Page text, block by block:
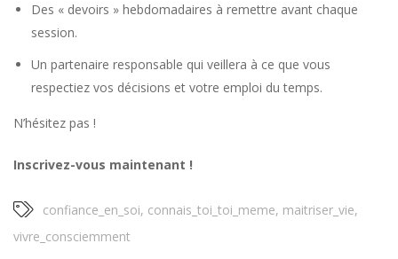
Des « devoirs » hebdomadaires à remettre avant chaque
session.
Un partenaire responsable qui veillera à ce que vous
respectiez vos décisions et votre emploi du temps.
N’hésitez pas !
Inscrivez-vous maintenant !
confiance_en_soi, connais_toi_toi_meme, maitriser_vie,
vivre_consciemment